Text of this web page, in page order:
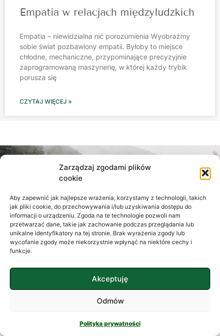
Zarządzaj zgodami plików
cookie
Aby zapewnić jak najlepsze wrażenia, korzystamy z technologii, takich
jak pliki cookie, do przechowywania i/lub uzyskiwania dostępu do
informacji o urządzeniu. Zgoda na te technologie pozwoli nam
przetwarzać dane, takie jak zachowanie podczas przeglądania lub
unikalne identyfikatory na tej stronie. Brak wyrażenia zgody lub
wycofanie zgody może niekorzystnie wpłynąć na niektóre cechy i
funkcje.
Akceptuję
Odmów
Polityka prywatności
Empatia w relacjach międzyludzkich
Empatia – niewidzialna nić porozumienia Wyobraźmy
sobie świat pozbawiony empatii. Byłoby to miejsce
chłodne, mechaniczne, przypominające precyzyjnie
zaprogramowaną maszynerię, w której każdy trybik
porusza się
CZYTAJ WIĘCEJ »
Do zobaczenia na spotkaniu